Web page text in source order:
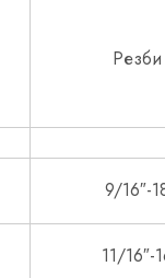
Резби
9/16″-
11/16″-